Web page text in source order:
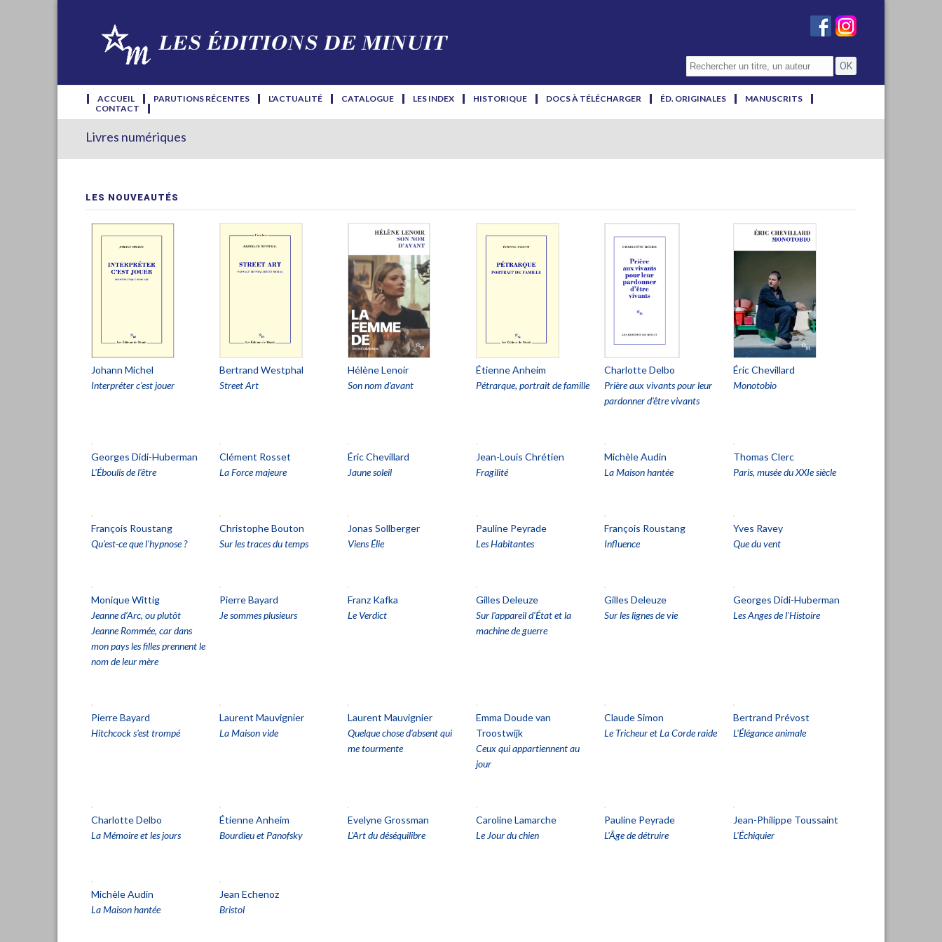
ACCUEIL PARUTIONS RÉCENTES L'ACTUALITÉ CATALOGUE LES INDEX HISTORIQUE DOCS À TÉLÉCHARGER ÉD. ORIGINALES
MANUSCRITS
CONTACT
Livres numériques
LES NOUVEAUTÉS
Johann Michel
Interpréter c'est jouer
Bertrand Westphal
Street Art
Hélène Lenoir
Son nom d'avant
Étienne Anheim
Pétrarque, portrait de famille
Charlotte Delbo
Prière aux vivants pour leur
pardonner d'être vivants
Éric Chevillard
Monotobio
Georges Didi-Huberman
L'Éboulis de l'être
Clément Rosset
La Force majeure
Éric Chevillard
Jaune soleil
Jean-Louis Chrétien
Fragilité
Michèle Audin
La Maison hantée
Thomas Clerc
Paris, musée du XXIe siècle
François Roustang
Qu'est-ce que l'hypnose ?
Christophe Bouton
Sur les traces du temps
Jonas Sollberger
Viens Élie
Pauline Peyrade
Les Habitantes
François Roustang
Influence
Yves Ravey
Que du vent
Monique Wittig
Jeanne d’Arc, ou plutôt
Jeanne Rommée, car dans
mon pays les filles prennent le
nom de leur mère
Pierre Bayard
Je sommes plusieurs
Franz Kafka
Le Verdict
Gilles Deleuze
Sur l'appareil d'État et la
machine de guerre
Gilles Deleuze
Sur les lignes de vie
Georges Didi-Huberman
Les Anges de l'Histoire
Pierre Bayard
Hitchcock s'est trompé
Laurent Mauvignier
La Maison vide
Laurent Mauvignier
Quelque chose d'absent qui
me tourmente
Emma Doude van
Troostwijk
Ceux qui appartiennent au
jour
Claude Simon
Le Tricheur et La Corde raide
Bertrand Prévost
L'Élégance animale
Charlotte Delbo
La Mémoire et les jours
Étienne Anheim
Bourdieu et Panofsky
Evelyne Grossman
L'Art du déséquilibre
Caroline Lamarche
Le Jour du chien
Pauline Peyrade
L'Âge de détruire
Jean-Philippe Toussaint
L'Échiquier
Michèle Audin
La Maison hantée
Jean Echenoz
Bristol